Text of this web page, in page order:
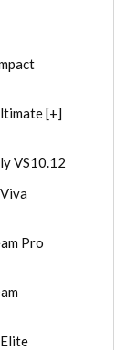
[+]
VS10.12
Pro